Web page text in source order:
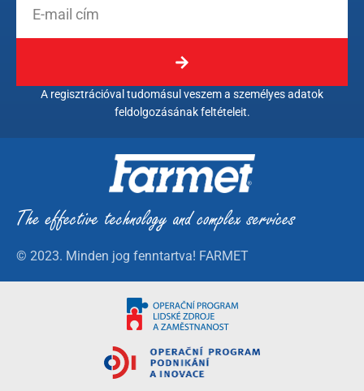
A regisztrációval tudomásul veszem a személyes adatok
feldolgozásának feltételeit.
© 2023. Minden jog fenntartva! FARMET